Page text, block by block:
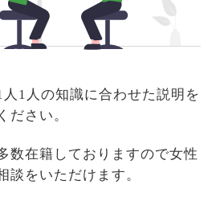
1人の知識に合わせた説明を
ださい。
数在籍しておりますので女性
談をいただけます。